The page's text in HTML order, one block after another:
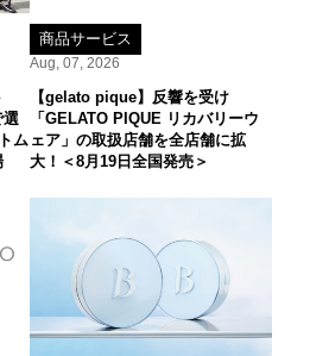
選
ム
商品サービス
Aug, 07, 2026
【gelato pique】反響を受け
「GELATO PIQUE リカバリーウ
ェア」の取扱店舗を全店舗に拡
大！＜8月19日全国発売＞